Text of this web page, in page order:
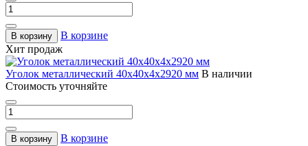
В корзину
В корзине
Хит продаж
Уголок металлический 40x40x4x2920 мм В наличии
Стоимость уточняйте
В корзину В корзине